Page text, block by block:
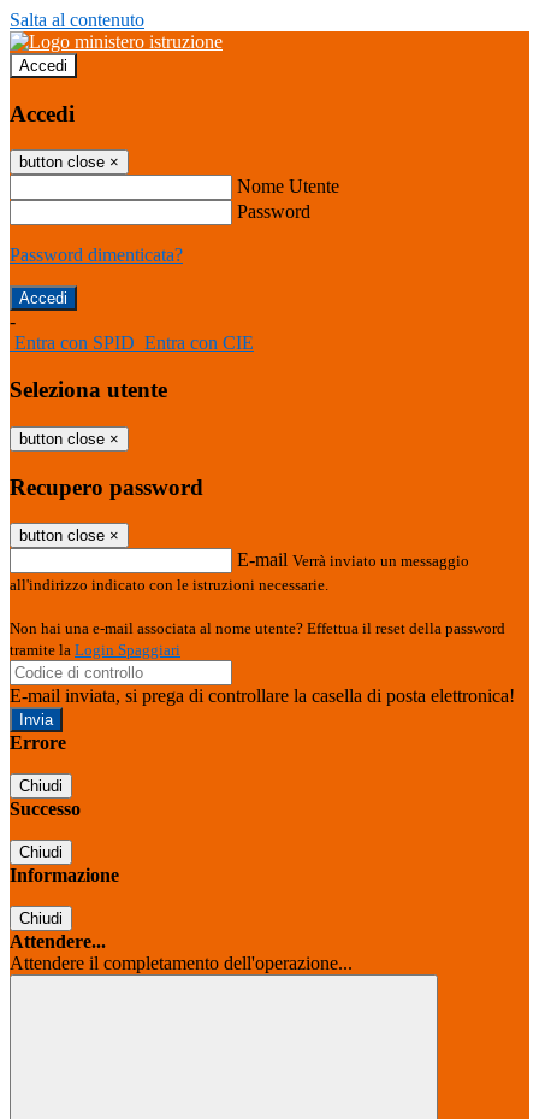
Salta al contenuto
Accedi
Accedi
button close ×
Nome Utente
Password
Password dimenticata?
-
Entra con SPID Entra con CIE
Seleziona utente
button close ×
Recupero password
button close ×
E-mail Verrà inviato un messaggio
all'indirizzo indicato con le istruzioni necessarie.
Non hai una e-mail associata al nome utente? Effettua il reset della password
tramite la Login Spaggiari
E-mail inviata, si prega di controllare la casella di posta elettronica!
Errore
Chiudi
Successo
Chiudi
Informazione
Chiudi
Attendere...
Attendere il completamento dell'operazione...